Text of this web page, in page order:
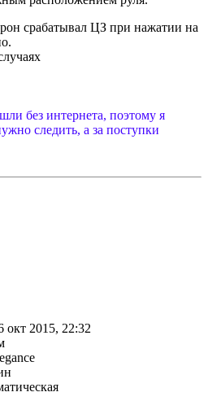
срабатывал ЦЗ при нажатии на
без интернета, поэтому я
следить, а за поступки
окт 2015, 22:32